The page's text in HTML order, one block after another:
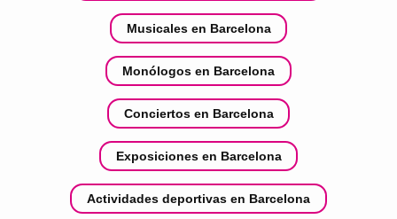
Musicales en Barcelona
Monólogos en Barcelona
Conciertos en Barcelona
Exposiciones en Barcelona
Actividades deportivas en Barcelona